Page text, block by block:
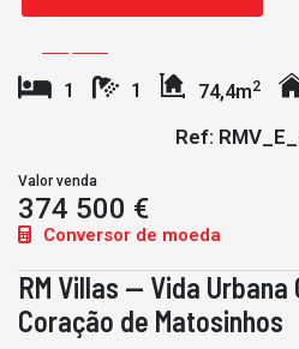
1 1 74,4m2
Ref:
Valor venda
374 500 €
Conversor de moeda
RM Villas — Vida
Coração de Matosinhos